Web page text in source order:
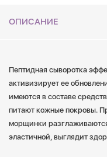
ОПИСАНИЕ
Пептидная сыворотка
активизирует ее
имеются в составе
питают кожные покровы.
морщинки
эластичной, выглядит